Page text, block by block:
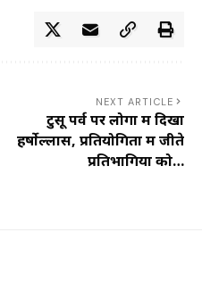
NEXT ARTICLE
टुसू पर्व पर लोगों में दिखा
हर्षोल्लास, प्रतियोगिता में जीते
प्रतिभागियों को…